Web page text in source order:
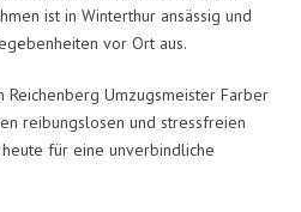
ist in Winterthur ansässig und
vor Ort aus.
Reichenberg Umzugsmeister Farber
reibungslosen und stressfreien
für eine unverbindliche